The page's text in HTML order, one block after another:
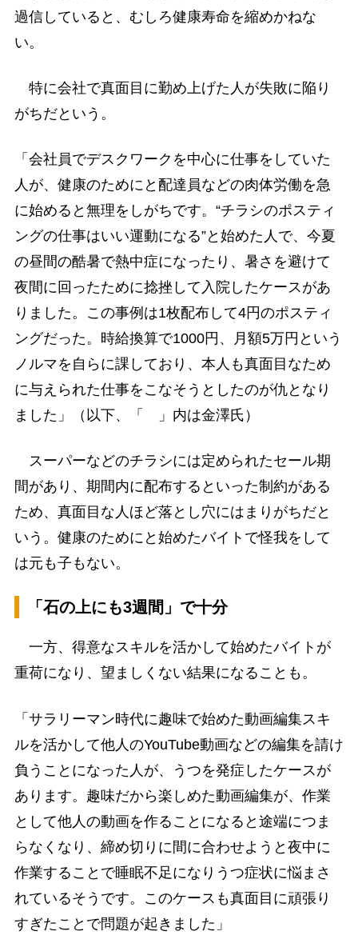
過信していると、むしろ健康寿命を縮めかねな
い。
特に会社で真面目に勤め上げた人が失敗に陥り
がちだという。
「会社員でデスクワークを中心に仕事をしていた
人が、健康のためにと配達員などの肉体労働を急
に始めると無理をしがちです。“チラシのポスティ
ングの仕事はいい運動になる”と始めた人で、今夏
の昼間の酷暑で熱中症になったり、暑さを避けて
夜間に回ったために捻挫して入院したケースがあ
りました。この事例は1枚配布して4円のポスティ
ングだった。時給換算で1000円、月額5万円という
ノルマを自らに課しており、本人も真面目なため
に与えられた仕事をこなそうとしたのが仇となり
ました」（以下、「 」内は金澤氏）
スーパーなどのチラシには定められたセール期
間があり、期間内に配布するといった制約がある
ため、真面目な人ほど落とし穴にはまりがちだと
いう。健康のためにと始めたバイトで怪我をして
は元も子もない。
「石の上にも3週間」で十分
一方、得意なスキルを活かして始めたバイトが
重荷になり、望ましくない結果になることも。
「サラリーマン時代に趣味で始めた動画編集スキ
ルを活かして他人のYouTube動画などの編集を請け
負うことになった人が、うつを発症したケースが
あります。趣味だから楽しめた動画編集が、作業
として他人の動画を作ることになると途端につま
らなくなり、締め切りに間に合わせようと夜中に
作業することで睡眠不足になりうつ症状に悩まさ
れているそうです。このケースも真面目に頑張り
すぎたことで問題が起きました」